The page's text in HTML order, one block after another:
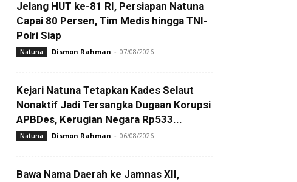
Jelang HUT ke-81 RI, Persiapan Natuna
Capai 80 Persen, Tim Medis hingga TNI-
Polri Siap
Natuna Dismon Rahman - 07/08/2026
Kejari Natuna Tetapkan Kades Selaut
Nonaktif Jadi Tersangka Dugaan Korupsi
APBDes, Kerugian Negara Rp533...
Natuna Dismon Rahman - 06/08/2026
Bawa Nama Daerah ke Jamnas XII,